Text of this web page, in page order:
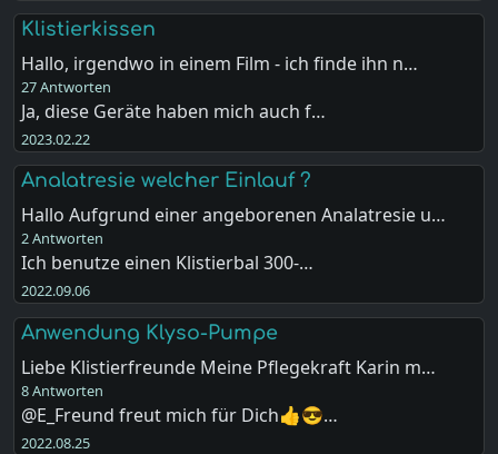
Klistierkissen
Hallo, irgendwo in einem Film - ich finde ihn n…
27 Antworten
Ja, diese Geräte haben mich auch f…
2023.02.22
Analatresie welcher Einlauf ?
Hallo Aufgrund einer angeborenen Analatresie u…
2 Antworten
Ich benutze einen Klistierbal 300-…
2022.09.06
Anwendung Klyso-Pumpe
Liebe Klistierfreunde Meine Pflegekraft Karin m…
8 Antworten
@E_Freund freut mich für Dich👍😎…
2022.08.25